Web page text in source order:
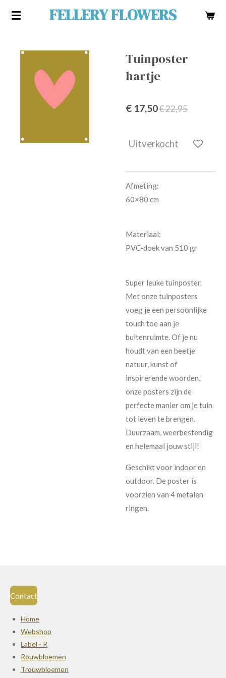
Ga
FELLERY FLOWERS
Tuinposter
hartje
€ 17,50€ 22,95
Uitverkocht
Afmeting:
60×80 cm
Materiaal:
PVC-doek van 510 gr
Super leuke tuinposter.
Met onze tuinposters
voeg je een persoonlijke
touch toe aan je
buitenruimte. Of je nu
houdt van een beetje
natuur, kunst of
inspirerende woorden,
onze posters zijn de
perfecte manier om je tuin
tot leven te brengen.
Duurzaam, weerbestendig
en helemaal jouw stijl!
Geschikt voor indoor en
outdoor. De poster is
voorzien van 4 metalen
ringen.
Contact
Home
Webshop
Label - R
Rouwbloemen
Trouwbloemen